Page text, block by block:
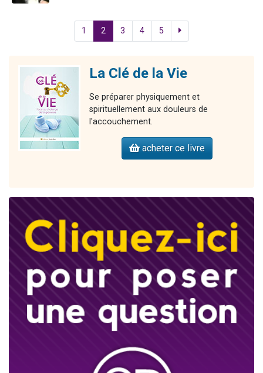
1 2 3 4 5
La Clé de la Vie
Se préparer physiquement et
spirituellement aux douleurs de
l'accouchement.
acheter ce livre